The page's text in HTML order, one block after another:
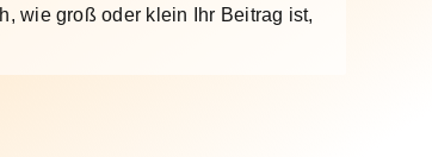
wie groß oder klein Ihr Beitrag ist,